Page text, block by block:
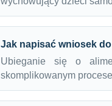
Jak napisać wniosek
Ubieganie się o
skomplikowanym